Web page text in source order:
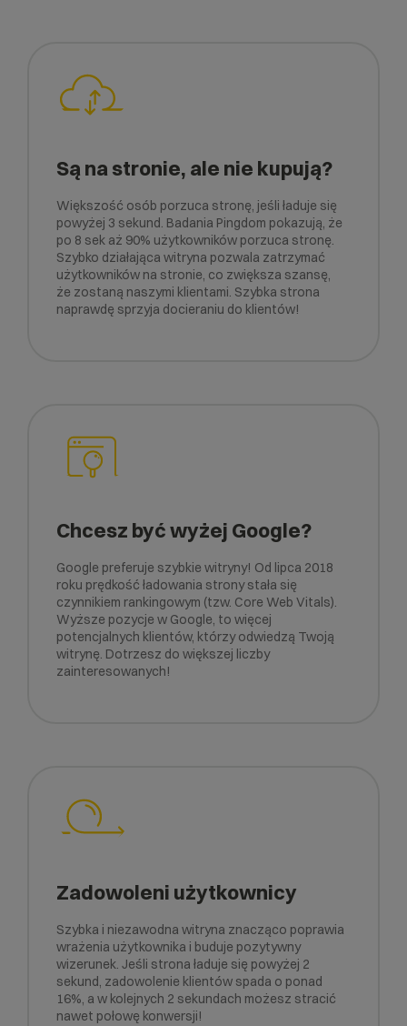
Są na stronie, ale nie kupują?
Większość osób porzuca stronę, jeśli ładuje się
powyżej 3 sekund. Badania Pingdom pokazują, że
po 8 sek aż 90% użytkowników porzuca stronę.
Szybko działająca witryna pozwala zatrzymać
użytkowników na stronie, co zwiększa szansę,
że zostaną naszymi klientami. Szybka strona
naprawdę sprzyja docieraniu do klientów!
Chcesz być wyżej Google?
Google preferuje szybkie witryny! Od lipca 2018
roku prędkość ładowania strony stała się
czynnikiem rankingowym (tzw. Core Web Vitals).
Wyższe pozycje w Google, to więcej
potencjalnych klientów, którzy odwiedzą Twoją
witrynę. Dotrzesz do większej liczby
zainteresowanych!
Zadowoleni użytkownicy
Szybka i niezawodna witryna znacząco poprawia
wrażenia użytkownika i buduje pozytywny
wizerunek. Jeśli strona ładuje się powyżej 2
sekund, zadowolenie klientów spada o ponad
16%, a w kolejnych 2 sekundach możesz stracić
nawet połowę konwersji!